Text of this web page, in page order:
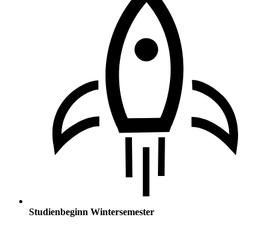
Studienbeginn Wintersemester